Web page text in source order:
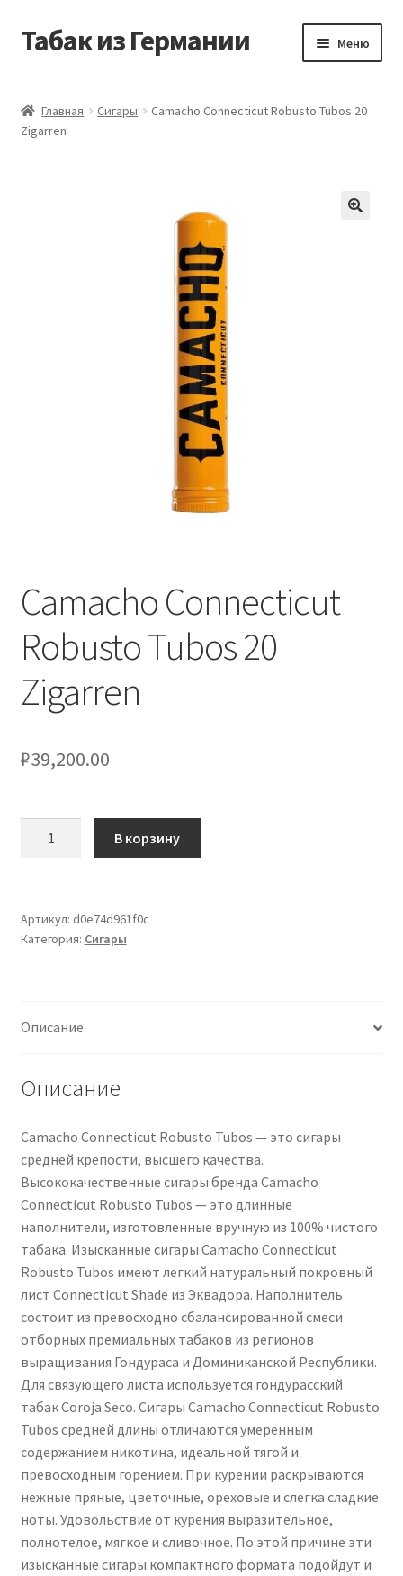
Перейти
Перейти
Табак из Германии Меню
Аккаунт
Главная Сигары
Camacho Connecticut Robusto Tubos 20
Zigarren
Camacho Connecticut
Robusto Tubos 20
Zigarren
₽39,200.00
Robusto
Tubos
В корзину
Артикул: d0e74d961f0c
Категория: Сигары
Описание
Описание
Camacho Connecticut Robusto Tubos — это сигары
средней крепости, высшего качества.
Высококачественные сигары бренда Camacho
Connecticut Robusto Tubos — это длинные
наполнители, изготовленные вручную из 100% чистого
табака. Изысканные сигары Camacho Connecticut
Robusto Tubos имеют легкий натуральный покровный
лист Connecticut Shade из Эквадора. Наполнитель
состоит из превосходно сбалансированной смеси
отборных премиальных табаков из регионов
выращивания Гондураса и Доминиканской Республики.
Для связующего листа используется гондурасский
табак Coroja Seco. Сигары Camacho Connecticut Robusto
Tubos средней длины отличаются умеренным
содержанием никотина, идеальной тягой и
превосходным горением. При курении раскрываются
нежные пряные, цветочные, ореховые и слегка сладкие
ноты. Удовольствие от курения выразительное,
полнотелое, мягкое и сливочное. По этой причине эти
изысканные сигары компактного формата подойдут и